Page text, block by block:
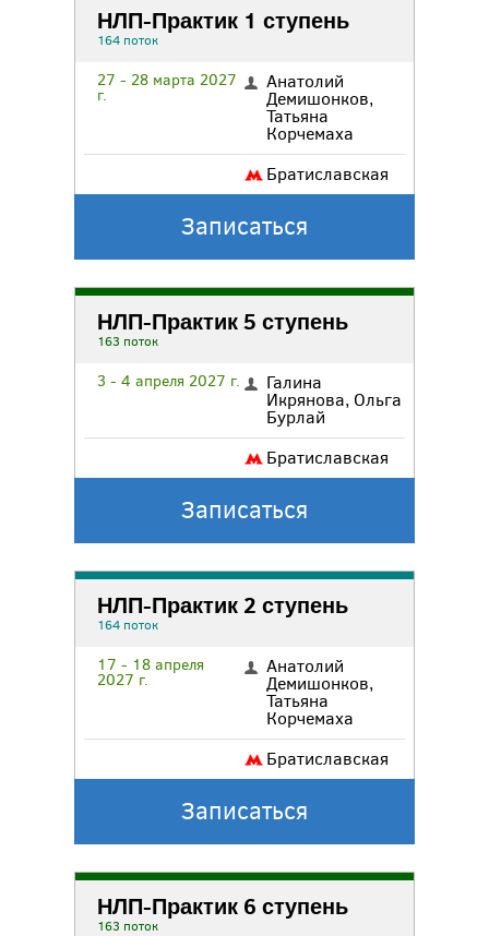
НЛП-Практик 1 ступень
164 поток
27 - 28 марта 2027
г.
Анатолий
Демишонков,
Татьяна
Корчемаха
Братиславская
Записаться
НЛП-Практик 5 ступень
163 поток
3 - 4 апреля 2027 г. Галина
Икрянова, Ольга
Бурлай
Братиславская
Записаться
НЛП-Практик 2 ступень
164 поток
17 - 18 апреля
2027 г.
Анатолий
Демишонков,
Татьяна
Корчемаха
Братиславская
Записаться
НЛП-Практик 6 ступень
163 поток